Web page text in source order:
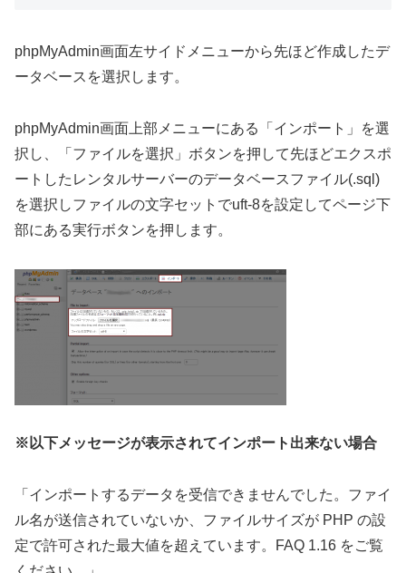
phpMyAdmin画面左サイドメニューから先ほど作成したデ
ータベースを選択します。
phpMyAdmin画面上部メニューにある「インポート」を選
択し、「ファイルを選択」ボタンを押して先ほどエクスポ
ートしたレンタルサーバーのデータベースファイル(.sql)
を選択しファイルの文字セットでuft-8を設定してページ下
部にある実行ボタンを押します。
※以下メッセージが表示されてインポート出来ない場合
「インポートするデータを受信できませんでした。ファイ
ル名が送信されていないか、ファイルサイズが PHP の設
定で許可された最大値を超えています。FAQ 1.16 をご覧